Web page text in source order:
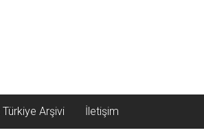
Türkiye Arşivi İletişim